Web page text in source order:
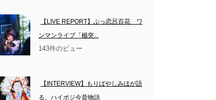
【LIVE REPORT】ぶっ恋呂百花　ワ
ンマンライブ「楯突...
143件のビュー
【INTERVIEW】もりばやしみほが語
る、ハイポジ今昔物語